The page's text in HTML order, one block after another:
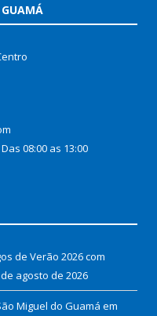
GUAMÁ
08:00 as 13:00
de Verão 2026 com
agosto de 2026
Miguel do Guamá em